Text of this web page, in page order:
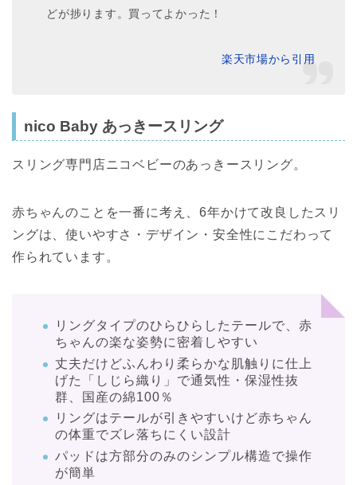
どが捗ります。買ってよかった！
楽天市場から引用
nico Baby あっきースリング
スリング専門店ニコベビーのあっきースリング。
赤ちゃんのことを一番に考え、6年かけて改良したスリ
ングは、使いやすさ・デザイン・安全性にこだわって
作られています。
リングタイプのひらひらしたテールで、赤
ちゃんの楽な姿勢に密着しやすい
丈夫だけどふんわり柔らかな肌触りに仕上
げた「しじら織り」で通気性・保湿性抜
群、国産の綿100％
リングはテールが引きやすいけど赤ちゃん
の体重でズレ落ちにくい設計
パッドは方部分のみのシンプル構造で操作
が簡単